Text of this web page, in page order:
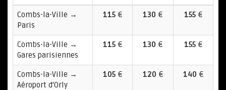
Combs-la-Ville →
Paris
115€ 130 € 155€
Combs-la-Ville →
Gares parisiennes
115€ 130 € 155€
Combs-la-Ville →
Aéroport d'Orly
105€ 120 € 140 €